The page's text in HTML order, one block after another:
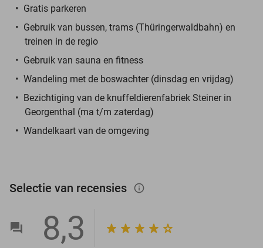
Gratis parkeren
Gebruik van bussen, trams (Thüringerwaldbahn) en
treinen in de regio
Gebruik van sauna en fitness
Wandeling met de boswachter (dinsdag en vrijdag)
Bezichtiging van de knuffeldierenfabriek Steiner in
Georgenthal (ma t/m zaterdag)
Wandelkaart van de omgeving
Selectie van recensies info_outlined
8,3